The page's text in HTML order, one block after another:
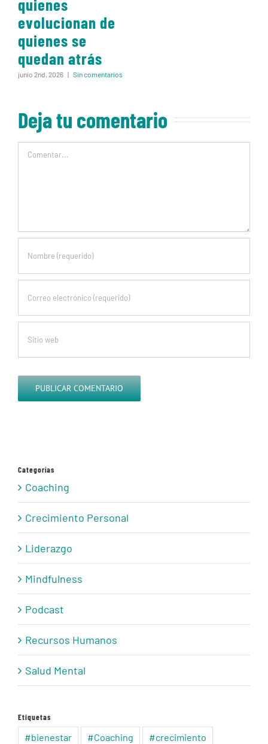
quienes
evolucionan de
quienes se
quedan atrás
junio 2nd, 2026 | Sin comentarios
Deja tu comentario
Comentar
Categorías
Coaching
Crecimiento Personal
Liderazgo
Mindfulness
Podcast
Recursos Humanos
Salud Mental
Etiquetas
#bienestar #Coaching #crecimiento